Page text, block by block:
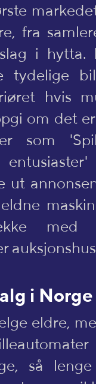
fra
i hytta.
tydelige
hvis
om det
som
ut
med
i Norge
eldre,
så